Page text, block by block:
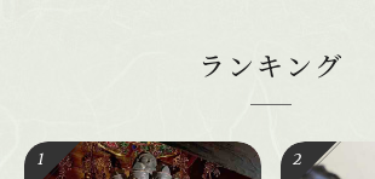
ランキング